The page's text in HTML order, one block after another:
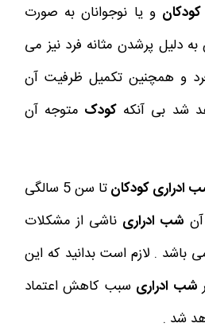
و یا نوجوانان به صورت
دلیل پرشدن مثانه فرد نیز می
و همچنین تکمیل ظرفیت آن
بی آنکهکودکمتوجه آن
کودکان
تا سن 5 سالگی
شب ادراریناشی از مشکلات
. لازم است بدانید که این
ادراریسبب کاهش اعتماد
شد .